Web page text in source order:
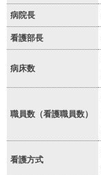
病院長
看護部長
病床数
職員数（看護職員数）
看護方式